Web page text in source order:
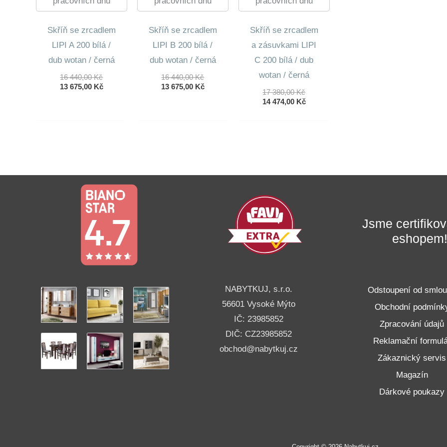
Skříň se zrcadlem
LIPI A 200 bílá /
dub wotan / černá
16 440,00KčPůvodní
Cena
13 675,00 KčAktuální
Skříň se zrcadlem
LIPI B 200 bílá /
dub wotan / černá
16 440,00KčPůvodní
Cena
13 675,00 KčAktuální
Skříň se zrcadlem
a zásuvkami LIPI
C 200 bílá / dub
wotan / černá
17 380,00KčPůvodní
Cena
14 474,00 KčAktuální
Jsme
eshopem!
NABYTKUJ, s.r.o.
56601 Vysoké Mýto
IČ: 23985852
DIČ: CZ23985852
obchod@nabytkuj.cz
Odstoupení od
Obchodní
Zpracování údajů
Reklamační
Zákaznický servis
Magazín
Dárkové poukazy